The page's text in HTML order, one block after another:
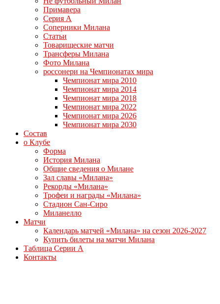
Примавера
Серия А
Соперники Милана
Статьи
Товарищеские матчи
Трансферы Милана
Фото Милана
россонери на Чемпионатах мира
Чемпионат мира 2010
Чемпионат мира 2014
Чемпионат мира 2018
Чемпионат мира 2022
Чемпионат мира 2026
Чемпионат мира 2030
Состав
о Клубе
Форма
История Милана
Общие сведения о Милане
Зал славы «Милана»
Рекорды «Милана»
Трофеи и награды «Милана»
Стадион Сан-Сиро
Миланелло
Матчи
Календарь матчей «Милана» на сезон 2026-2027
Купить билеты на матчи Милана
Таблица Серии А
Контакты